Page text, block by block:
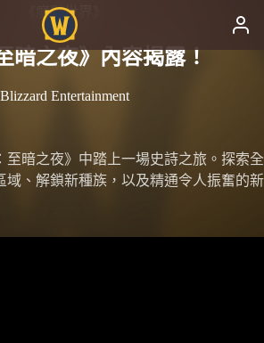
《魔獸世界》
暗之夜》內容揭露！
Blizzard Entertainment
至暗之夜》中踏上一場史詩之旅。探索全
域、解鎖新種族，以及精通令人振奮的新